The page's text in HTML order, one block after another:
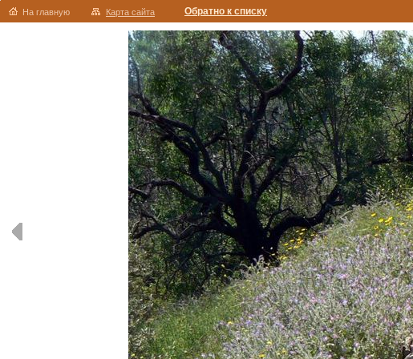
На главную Карта сайта Обратно к списку